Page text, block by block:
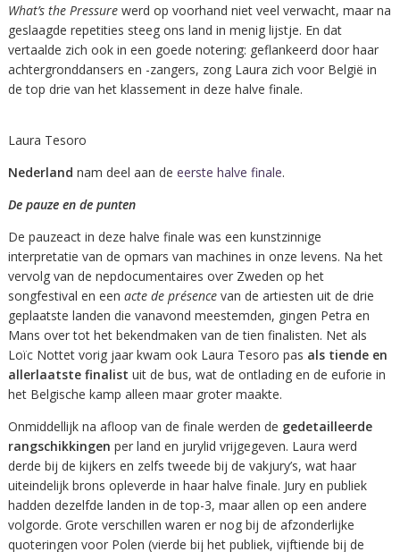
What’s the Pressure werd op voorhand niet veel verwacht, maar na
geslaagde repetities steeg ons land in menig lijstje. En dat
vertaalde zich ook in een goede notering: geflankeerd door haar
achtergronddansers en -zangers, zong Laura zich voor België in
de top drie van het klassement in deze halve finale.
Laura Tesoro
Nederland nam deel aan de eerste halve finale.
De pauze en de punten
De pauzeact in deze halve finale was een kunstzinnige
interpretatie van de opmars van machines in onze levens. Na het
vervolg van de nepdocumentaires over Zweden op het
songfestival en een acte de présencevan de artiesten uit de drie
geplaatste landen die vanavond meestemden, gingen Petra en
Mans over tot het bekendmaken van de tien finalisten. Net als
Loïc Nottet vorig jaar kwam ook Laura Tesoro pas als tiende en
allerlaatste finalist uit de bus, wat de ontlading en de euforie in
het Belgische kamp alleen maar groter maakte.
Onmiddellijk na afloop van de finale werden de gedetailleerde
rangschikkingen per land en jurylid vrijgegeven. Laura werd
derde bij de kijkers en zelfs tweede bij de vakjury’s, wat haar
uiteindelijk brons opleverde in haar halve finale. Jury en publiek
hadden dezelfde landen in de top-3, maar allen op een andere
volgorde. Grote verschillen waren er nog bij de afzonderlijke
quoteringen voor Polen (vierde bij het publiek, vijftiende bij de